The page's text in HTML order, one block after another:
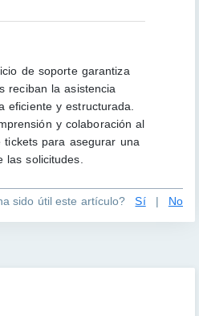
de soporte garantiza
reciban la asistencia
eficiente y estructurada.
y colaboración al
tickets para asegurar una
las solicitudes.
sido útil este artículo? Sí | No